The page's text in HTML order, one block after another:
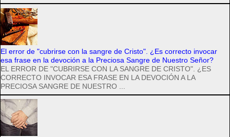
El error de "cubrirse con la sangre de Cristo". ¿Es correcto invocar
esa frase en la devoción a la Preciosa Sangre de Nuestro Señor?
EL ERROR DE "CUBRIRSE CON LA SANGRE DE CRISTO". ¿ES
CORRECTO INVOCAR ESA FRASE EN LA DEVOCIÓN A LA
PRECIOSA SANGRE DE NUESTRO ...